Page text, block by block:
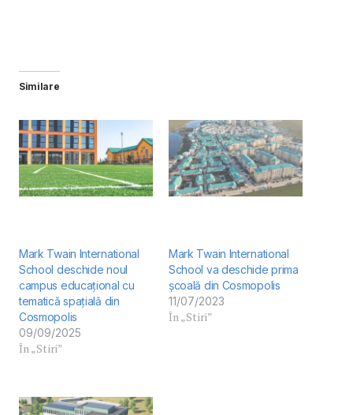
Similare
Mark Twain International
School deschide noul
campus educațional cu
tematică spațială din
Cosmopolis
09/09/2025
În „Stiri”
Mark Twain International
School va deschide prima
școală din Cosmopolis
11/07/2023
În „Stiri”